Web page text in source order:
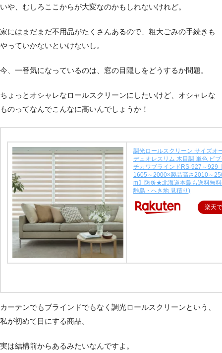
いや、むしろここからが大変なのかもしれないけれど。
家にはまだまだ不用品がたくさんあるので、粗大ごみの手続きも
やっていかないといけないし。
今、一番気になっているのは、窓の目隠しをどうするか問題。
ちょっとオシャレなロールスクリーンにしたいけど、オシャレな
ものってなんでこんなに高いんでしょうか！
調光ロールスクリーン サイズオ
デュオレスリム 木目調 単色 ビ
チカワブラインドRS-927～929
1605～2000×製品高さ2010～
m】防炎★北海道本島も送料無
離島・へき地 見積り)
楽天
カーテンでもブラインドでもなく調光ロールスクリーンという、
私が初めて目にする商品。
実は結構前からあるみたいなんですよ。